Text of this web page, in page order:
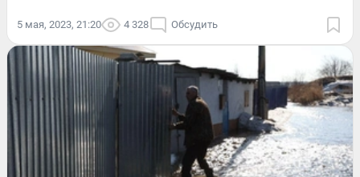
5 мая, 2023, 21:20 4 328 Обсудить